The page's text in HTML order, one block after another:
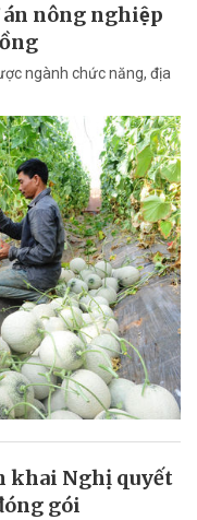
nông nghiệp
ngành chức năng, địa
khai Nghị quyết
gói